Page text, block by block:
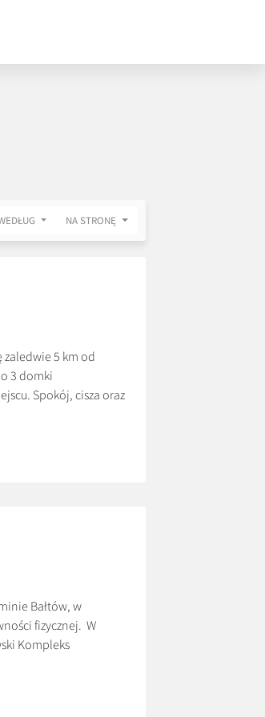
NA STRONĘ
5 km od
3 domki
Spokój, cisza oraz
Bałtów, w
fizycznej. W
Kompleks